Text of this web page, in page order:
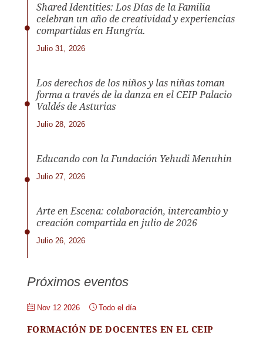
Shared Identities: Los Días de la Familia
celebran un año de creatividad y experiencias
compartidas en Hungría.
Julio 31, 2026
Los derechos de los niños y las niñas toman
forma a través de la danza en el CEIP Palacio
Valdés de Asturias
Julio 28, 2026
Educando con la Fundación Yehudi Menuhin
Julio 27, 2026
Arte en Escena: colaboración, intercambio y
creación compartida en julio de 2026
Julio 26, 2026
Próximos eventos
Nov 12 2026 Todo el día
FORMACIÓN DE DOCENTES EN EL CEIP